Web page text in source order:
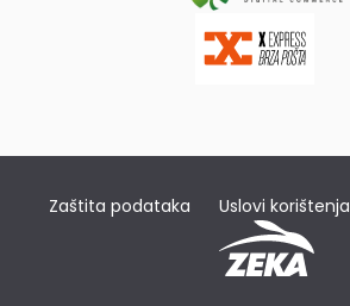
Zaštita podataka Uslovi korištenja